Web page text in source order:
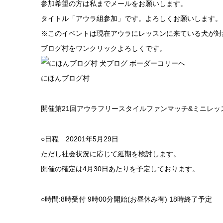
参加希望の方は私までメールをお願いします。
タイトル「アウラ組参加」です。よろしくお願いします。
※このイベントは現在アウラにレッスンに来ている犬が対
ブログ村をワンクリックよろしくです。
にほんブログ村
開催第21回アウラフリースタイルファンマッチ&ミニレッ
○日程 20201年5月29日
ただし社会状況に応じて延期を検討します。
開催の確定は4月30日あたりを予定しております。
○時間:8時受付 9時00分開始(お昼休み有) 18時終了予定